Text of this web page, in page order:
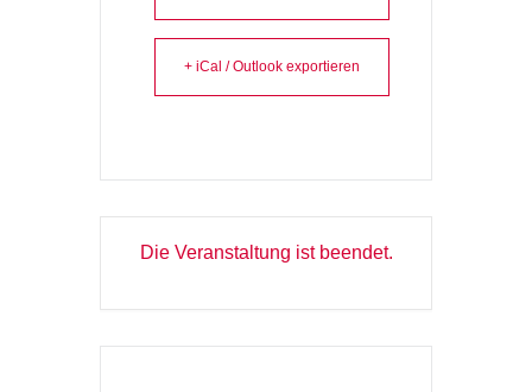
+ iCal / Outlook exportieren
Die Veranstaltung ist beendet.